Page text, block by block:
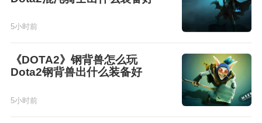
5小时前
《DOTA2》钢背兽怎么玩
Dota2钢背兽出什么装备好
5小时前